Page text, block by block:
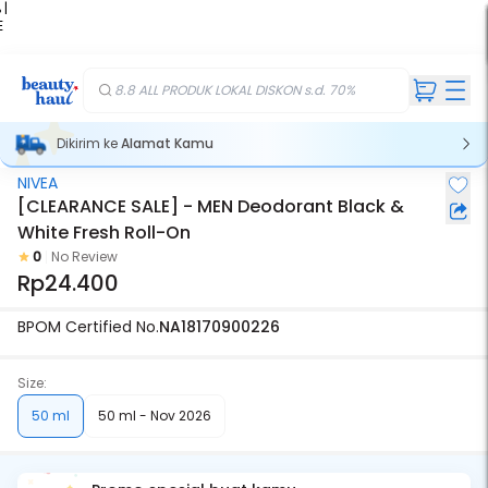
|
8.8 ALL PRODUK LOKAL DISKON s.d. 70%
Dikirim keAlamat Kamu
NIVEA
[CLEARANCE SALE] - MEN Deodorant Black &
White Fresh Roll-On
0 No Review
Rp24.400
BPOM Certified No.NA18170900226
Size:
50 ml
50 ml - Nov 2026